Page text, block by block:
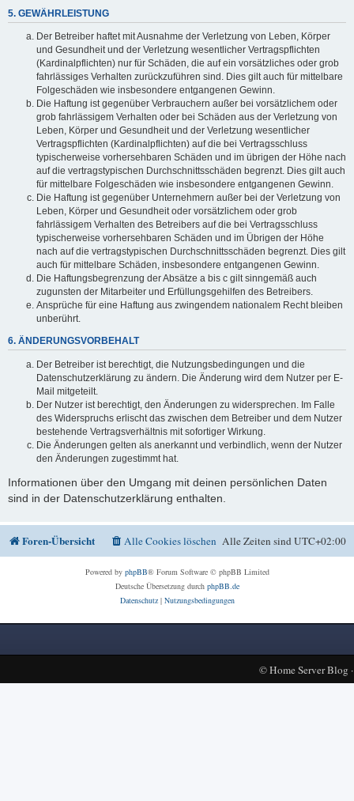
5. GEWÄHRLEISTUNG
Der Betreiber haftet mit Ausnahme der Verletzung von Leben, Körper
und Gesundheit und der Verletzung wesentlicher Vertragspflichten
(Kardinalpflichten) nur für Schäden, die auf ein vorsätzliches oder grob
fahrlässiges Verhalten zurückzuführen sind. Dies gilt auch für mittelbare
Folgeschäden wie insbesondere entgangenen Gewinn.
Die Haftung ist gegenüber Verbrauchern außer bei vorsätzlichem oder
grob fahrlässigem Verhalten oder bei Schäden aus der Verletzung von
Leben, Körper und Gesundheit und der Verletzung wesentlicher
Vertragspflichten (Kardinalpflichten) auf die bei Vertragsschluss
typischerweise vorhersehbaren Schäden und im übrigen der Höhe nach
auf die vertragstypischen Durchschnittsschäden begrenzt. Dies gilt auch
für mittelbare Folgeschäden wie insbesondere entgangenen Gewinn.
Die Haftung ist gegenüber Unternehmern außer bei der Verletzung von
Leben, Körper und Gesundheit oder vorsätzlichem oder grob
fahrlässigem Verhalten des Betreibers auf die bei Vertragsschluss
typischerweise vorhersehbaren Schäden und im Übrigen der Höhe
nach auf die vertragstypischen Durchschnittsschäden begrenzt. Dies gilt
auch für mittelbare Schäden, insbesondere entgangenen Gewinn.
Die Haftungsbegrenzung der Absätze a bis c gilt sinngemäß auch
zugunsten der Mitarbeiter und Erfüllungsgehilfen des Betreibers.
Ansprüche für eine Haftung aus zwingendem nationalem Recht bleiben
unberührt.
6. ÄNDERUNGSVORBEHALT
Der Betreiber ist berechtigt, die Nutzungsbedingungen und die
Datenschutzerklärung zu ändern. Die Änderung wird dem Nutzer per E-
Mail mitgeteilt.
Der Nutzer ist berechtigt, den Änderungen zu widersprechen. Im Falle
des Widerspruchs erlischt das zwischen dem Betreiber und dem Nutzer
bestehende Vertragsverhältnis mit sofortiger Wirkung.
Die Änderungen gelten als anerkannt und verbindlich, wenn der Nutzer
den Änderungen zugestimmt hat.
Informationen über den Umgang mit deinen persönlichen Daten
sind in der Datenschutzerklärung enthalten.
Foren-Übersicht Alle Zeiten sindUTC+02:00
Alle Cookies löschen
Powered by phpBB® Forum Software © phpBB Limited
Deutsche Übersetzung durch phpBB.de
Datenschutz| Nutzungsbedingungen
©Home Server Blog